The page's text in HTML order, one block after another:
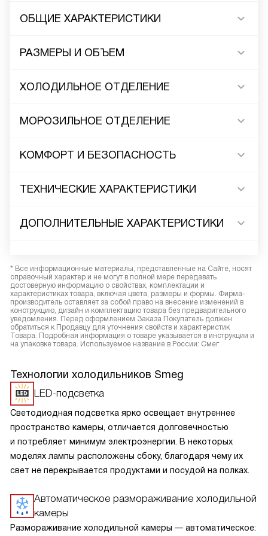
ОБЩИЕ ХАРАКТЕРИСТИКИ
РАЗМЕРЫ И ОБЪЕМ
ХОЛОДИЛЬНОЕ ОТДЕЛЕНИЕ
МОРОЗИЛЬНОЕ ОТДЕЛЕНИЕ
КОМФОРТ И БЕЗОПАСНОСТЬ
ТЕХНИЧЕСКИЕ ХАРАКТЕРИСТИКИ
ДОПОЛНИТЕЛЬНЫЕ ХАРАКТЕРИСТИКИ
* Все информационные материалы, представленные на Сайте, носят
справочный характер и не могут в полной мере передавать
достоверную информацию о свойствах, комплектации и
характеристиках товара, включая цвета, размеры и формы. Фирма-
производитель оставляет за собой право на внесение изменений в
конструкцию, дизайн и комплектацию товара без предварительного
уведомления. Перед оформлением Заказа Покупатель должен
обратиться к Продавцу для уточнения свойств и характеристик
Товара. Подробная информация о товаре указывается в инструкции и
на упаковке товара. Используемое название в России: Смег
Технологии холодильников Smeg
LED-подсветка
Светодиодная подсветка ярко освещает внутреннее
пространство камеры, отличается долговечностью
и потребляет минимум электроэнергии. В некоторых
моделях лампы расположены сбоку, благодаря чему их
свет не перекрывается продуктами и посудой на полках.
Автоматическое размораживание холодильной
камеры
Размораживание холодильной камеры — автоматическое: